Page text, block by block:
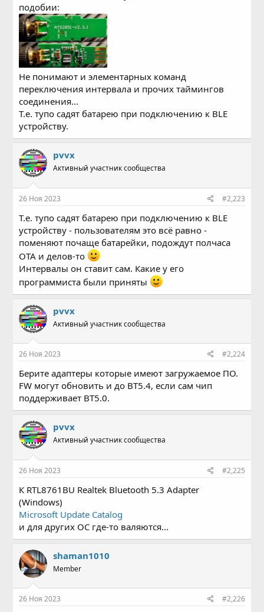
подобии:
Не понимают и элементарных команд
переключения интервала и прочих таймингов
соединения...
Т.е. тупо садят батарею при подключению к BLE
устройству.
pvvx
Активный участник сообщества
26 Ноя 2023 #2,223
Т.е. тупо садят батарею при подключению к BLE
устройству - пользователям это всё равно -
поменяют почаще батарейки, подождут полчаса
OTA и делов-то
Интервалы он ставит сам. Какие у его
программиста были приняты
pvvx
Активный участник сообщества
26 Ноя 2023 #2,224
Берите адаптеры которые имеют загружаемое ПО.
FW могут обновить и до BT5.4, если сам чип
поддерживает BT5.0.
pvvx
Активный участник сообщества
26 Ноя 2023 #2,225
К RTL8761BU Realtek Bluetooth 5.3 Adapter
(Windows)
Microsoft Update Catalog
и для других ОС где-то валяются...
shaman1010
Member
26 Ноя 2023 #2,226